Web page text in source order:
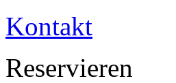
Kontakt
Reservieren